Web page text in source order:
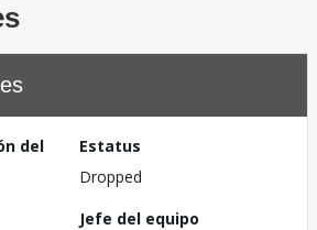
del
Estatus
Dropped
Jefe del equipo